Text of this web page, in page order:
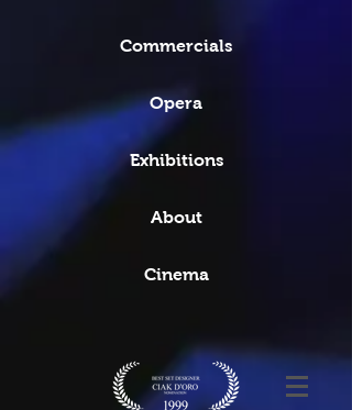
Commercials
Opera
Exhibitions
About
Cinema